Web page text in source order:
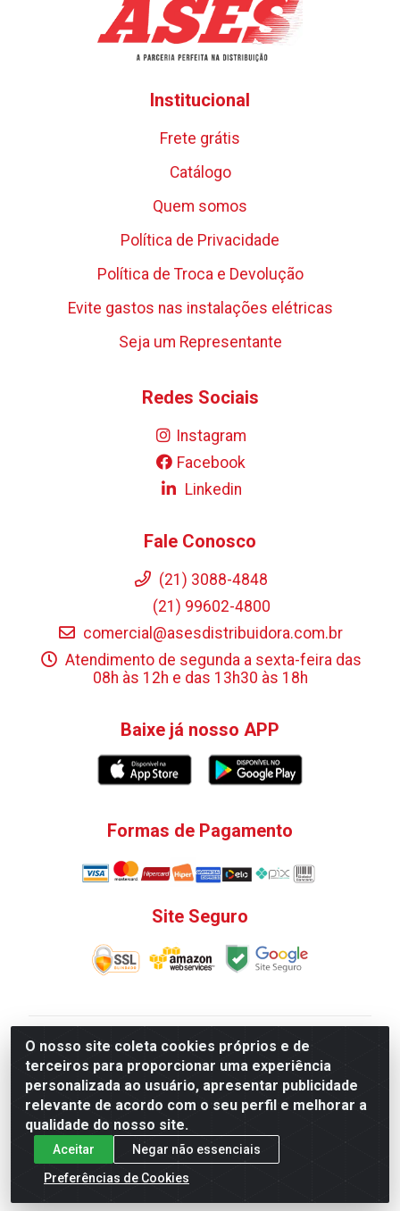
O nosso site coleta cookies próprios e de
terceiros para proporcionar uma experiência
personalizada ao usuário, apresentar publicidade
relevante de acordo com o seu perfil e melhorar a
qualidade do nosso site.
Aceitar
Negar não essenciais
Preferências de Cookies
Institucional
Frete grátis
Catálogo
Quem somos
Política de Privacidade
Política de Troca e Devolução
Evite gastos nas instalações elétricas
Seja um Representante
Redes Sociais
Instagram
Facebook
Linkedin
Fale Conosco
(21) 3088-4848
(21) 99602-4800
comercial@asesdistribuidora.com.br
Atendimento de segunda a sexta-feira das
08h às 12h e das 13h30 às 18h
Baixe já nosso APP
Formas de Pagamento
Site Seguro
V. C. Ferragens LTDA - Rua do Matoso, 132 - Praça da
Bandeira, Rio de Janeiro/ RJ - CEP 20.270-135 - CNPJ
12.324.723/0001-25
Todas as regras de promoções, descontos, preços e
prazos de pagamento e entrega expostos aqui são
válidos apenas para compras via internet. Preços e
estoque sujeito a alterações sem aviso prévio.